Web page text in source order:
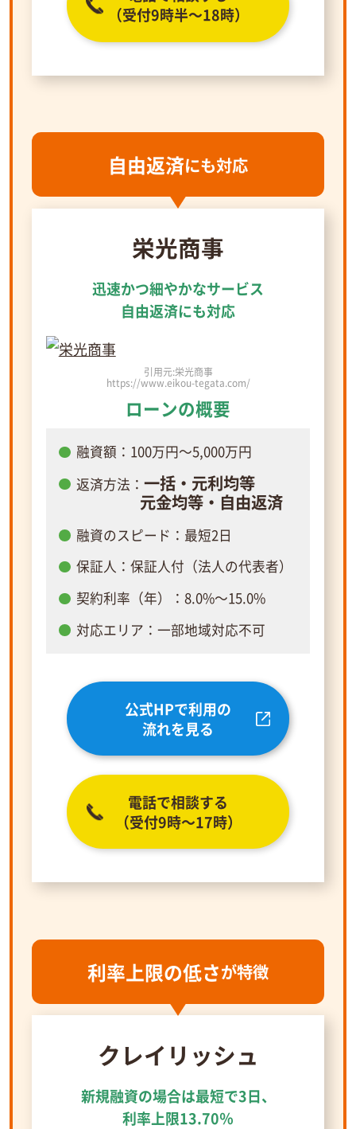
（受付9時半～18時）
自由返済にも対応
栄光商事
迅速かつ細やかなサービス
自由返済にも対応
引用元:栄光商事
https://www.eikou-tegata.com/
ローンの概要
融資額：100万円～5,000万円
返済方法： 一括・元利均等
元金均等・自由返済
融資のスピード：最短2日
保証人：保証人付（法人の代表者）
契約利率（年）：8.0%～15.0%
対応エリア：一部地域対応不可
公式HPで利用の
流れを見る
電話で相談する
（受付9時～17時）
利率上限の低さが特徴
クレイリッシュ
新規融資の場合は最短で3日、
利率上限13.70％